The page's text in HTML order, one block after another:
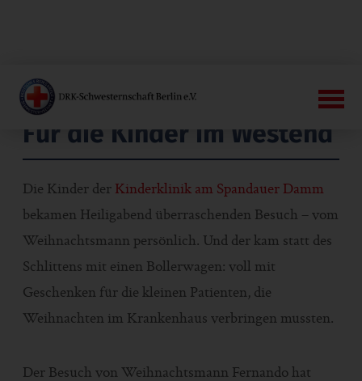
Für die Kinder im Westend
Die Kinder der Kinderklinik am Spandauer Damm
bekamen Heiligabend überraschenden Besuch – vom
Weihnachtsmann persönlich. Und der kam statt des
Schlittens mit einen Bollerwagen: voll mit
Geschenken für die kleinen Patienten, die
Weihnachten im Krankenhaus verbringen mussten.
Der Besuch von Weihnachtsmann Fernando hat